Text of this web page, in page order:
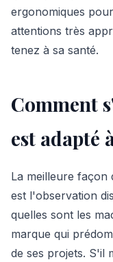
ergonomiques
attentions très
tenez à sa santé.
Comment
est adapté
La meilleure
est l'observation
quelles sont les
marque qui
de ses projets. S'il